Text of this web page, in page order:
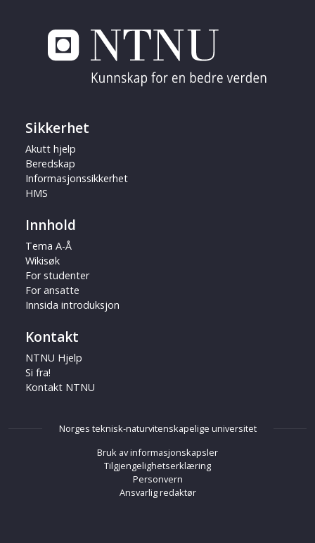
Sikkerhet
Akutt hjelp
Beredskap
Informasjonssikkerhet
HMS
Innhold
Tema A-Å
Wikisøk
For studenter
For ansatte
Innsida introduksjon
Kontakt
NTNU Hjelp
Si fra!
Kontakt NTNU
Norges teknisk-naturvitenskapelige universitet
Bruk av informasjonskapsler
Tilgjengelighetserklæring
Personvern
Ansvarlig redaktør